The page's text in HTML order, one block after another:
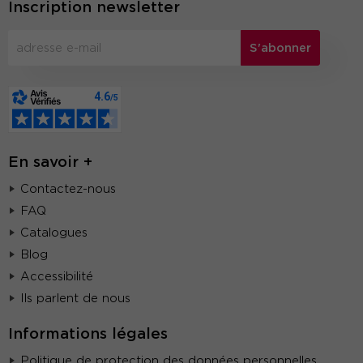
Inscription newsletter
S'abonner
En savoir +
Contactez-nous
FAQ
Catalogues
Blog
Accessibilité
Ils parlent de nous
Informations légales